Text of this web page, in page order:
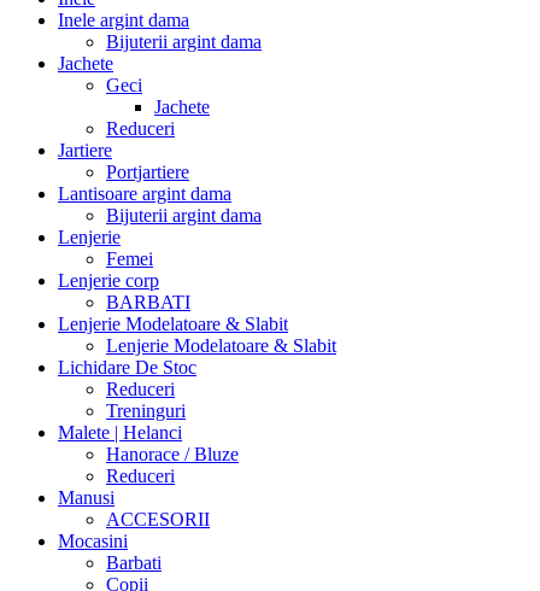
Inele argint dama
Bijuterii argint dama
Jachete
Geci
Jachete
Reduceri
Jartiere
Portjartiere
Lantisoare argint dama
Bijuterii argint dama
Lenjerie
Femei
Lenjerie corp
BARBATI
Lenjerie Modelatoare & Slabit
Lenjerie Modelatoare & Slabit
Lichidare De Stoc
Reduceri
Treninguri
Malete | Helanci
Hanorace / Bluze
Reduceri
Manusi
ACCESORII
Mocasini
Barbati
Copii